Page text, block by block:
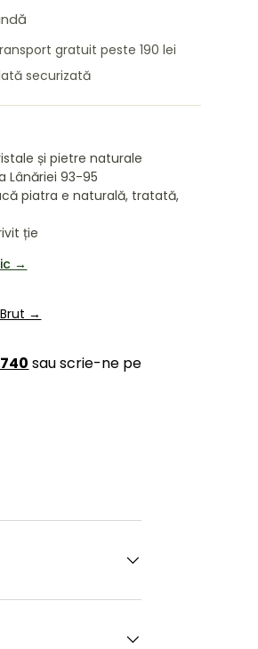
galeriei
gratuit peste 190 lei
securizată
și pietre naturale
Lânăriei 93-95
piatra e naturală, tratată,
ție
→
→
sau scrie-ne pe